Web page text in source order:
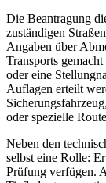
Die Beantragung
zuständigen
Angaben über
Transports
oder eine
Auflagen erteilt
oder spezielle
Neben den
selbst eine Rolle:
Prüfung verfügen.